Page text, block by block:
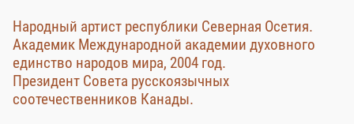
Народный артист республики Северная Осетия.
Академик Международной академии духовного
единство народов мира, 2004 год.
Президент Совета русскоязычных
соотечественников Канады.